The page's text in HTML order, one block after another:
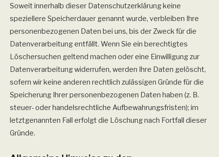
Soweit innerhalb dieser Datenschutzerklärung keine
speziellere Speicherdauer genannt wurde, verbleiben Ihre
personenbezogenen Daten bei uns, bis der Zweck für die
Datenverarbeitung entfällt. Wenn Sie ein berechtigtes
Löschersuchen geltend machen oder eine Einwilligung zur
Datenverarbeitung widerrufen, werden Ihre Daten gelöscht,
sofern wir keine anderen rechtlich zulässigen Gründe für die
Speicherung Ihrer personenbezogenen Daten haben (z. B.
steuer- oder handelsrechtliche Aufbewahrungsfristen); im
letztgenannten Fall erfolgt die Löschung nach Fortfall dieser
Gründe.